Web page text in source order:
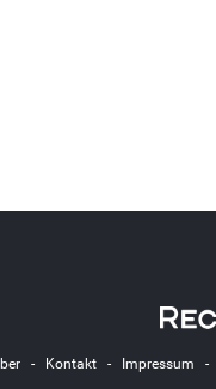
- Kontakt- Impressum -